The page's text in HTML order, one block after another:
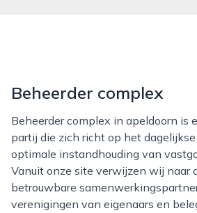
Beheerder complex
Beheerder complex in apeldoorn is een professionele
partij die zich richt op het
optimale instandhouding van
Vanuit onze site verwijzen wij naar
betrouwbare
verenigingen van eigenaars en